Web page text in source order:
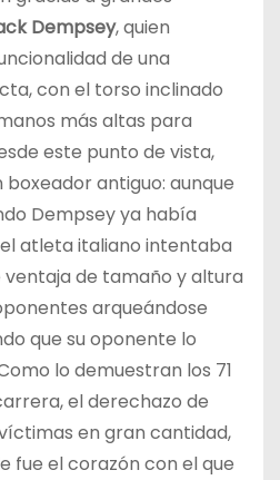
Dempsey, quien
de una
con el torso inclinado
más altas para
este punto de vista,
antiguo: aunque
Dempsey ya había
atleta italiano intentaba
de tamaño y altura
arqueándose
que su oponente lo
lo demuestran los 71
el derechazo de
en gran cantidad,
fue el corazón con el que